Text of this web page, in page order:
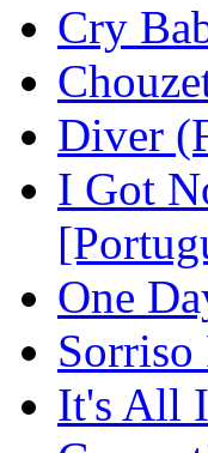
Cry
Diver
I Got
One
It's All